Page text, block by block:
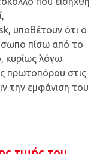
υποθέτουν ότι ο
πίσω από το
κυρίως λόγω
πρωτοπόρου στις
την εμφάνιση του